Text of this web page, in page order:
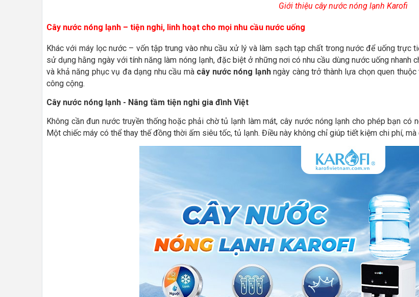
Giới thiệu cây nước nóng lạnh Karofi
Cây nước nóng lạnh – tiện nghi, linh hoạt cho mọi nhu cầu nước uống
Khác với máy lọc nước – vốn tập trung vào nhu cầu xử lý và làm sạch tạp chất trong nước để uống trực
sử dụng hằng ngày với tính năng làm nóng lạnh, đặc biệt ở những nơi có nhu cầu dùng nước uống nhanh
và khả năng phục vụ đa dạng nhu cầu mà cây nước nóng lạnhngày càng trở thành lựa chọn quen
công cộng.
Cây nước nóng lạnh - Nâng tầm tiện nghi gia đình Việt
Không cần đun nước truyền thống hoặc phải chờ tủ lạnh làm mát, cây nước nóng lạnh cho phép bạn có
Một chiếc máy có thể thay thế đồng thời ấm siêu tốc, tủ lạnh. Điều này không chỉ giúp tiết kiệm chi phí,